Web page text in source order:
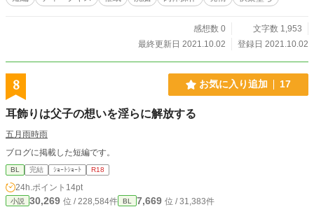
感想数 0
文字数 1,953
最終更新日 2021.10.02
登録日 2021.10.02
8 お気に入り追加 17
耳飾りは父子の想いを淫らに解放する
五月雨時雨
ブログに掲載した短編です。
BL 完結 ｼｮｰﾄｼｮｰﾄ R18
24h.ポイント 14pt
小説 30,269 位 / 228,584件 BL 7,669 位 / 31,383件